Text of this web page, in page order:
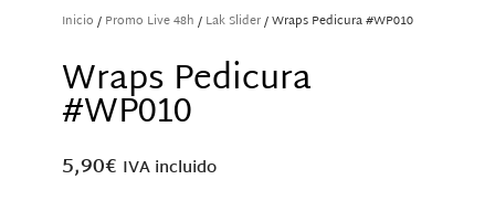
Inicio / Promo Live 48h / Lak Slider/ Wraps Pedicura #WP010
Wraps Pedicura
#WP010
5,90€ IVA incluido